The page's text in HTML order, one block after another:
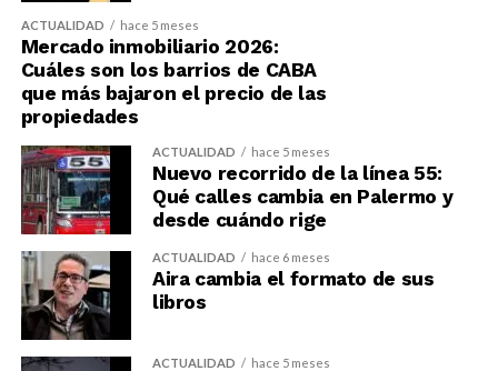
ACTUALIDAD hace 5 meses
Mercado inmobiliario 2026:
Cuáles son los barrios de CABA
que más bajaron el precio de las
propiedades
ACTUALIDAD hace 5 meses
Nuevo recorrido de la línea 55:
Qué calles cambia en Palermo y
desde cuándo rige
ACTUALIDAD hace 6 meses
Aira cambia el formato de sus
libros
ACTUALIDAD hace 5 meses